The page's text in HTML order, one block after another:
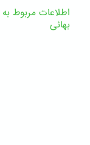
اطلاعات مربوط
بهائی